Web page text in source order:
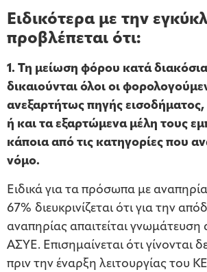
Ειδικότερα με την
προβλέπεται ότι:
1. Τη μείωση φόρου κατά
δικαιούνται όλοι οι
ανεξαρτήτως πηγής εισοδήματος,
ή και τα εξαρτώμενα μέλη τους
κάποια από τις κατηγορίες που
νόμο.
Ειδικά για τα πρόσωπα με
67% διευκρινίζεται ότι για την
αναπηρίας απαιτείται
ΑΣΥΕ. Επισημαίνεται ότι γίνονται
πριν την έναρξη λειτουργίας του